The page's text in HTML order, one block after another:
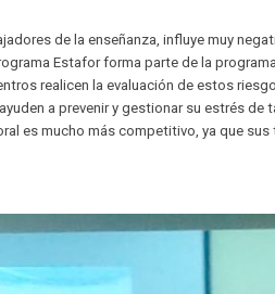
de la enseñanza, influye muy
Estafor forma parte de la
realicen la evaluación de estos
a prevenir y gestionar su estrés de
es mucho más competitivo, ya que sus